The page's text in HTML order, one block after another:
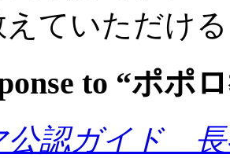
ていただけ
to “ポポ
公認ガイド